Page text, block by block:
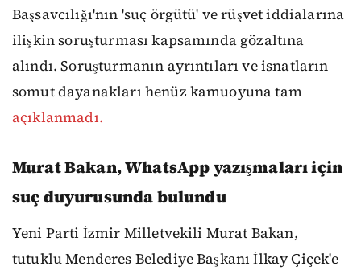
Başsavcılığı'nın 'suç örgütü' ve rüşvet iddialarına
ilişkin soruşturması kapsamında gözaltına
alındı. Soruşturmanın ayrıntıları ve isnatların
somut dayanakları henüz kamuoyuna tam
açıklanmadı.
Murat Bakan, WhatsApp yazışmaları için
suç duyurusunda bulundu
Yeni Parti İzmir Milletvekili Murat Bakan,
tutuklu Menderes Belediye Başkanı İlkay Çiçek'e